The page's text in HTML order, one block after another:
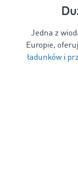
Jedna z
Europie,
ładunkówi